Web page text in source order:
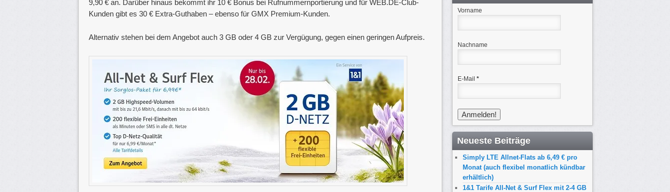
9,90 € an. Darüber hinaus bekommt ihr 10 € Bonus bei Rufnummernportierung und für WEB.DE-Club-
Kunden gibt es 30 € Extra-Guthaben – ebenso für GMX Premium-Kunden.
Alternativ stehen bei dem Angebot auch 3 GB oder 4 GB zur Vergügung, gegen einen geringen Aufpreis.
Vorname
Nachname
E-Mail *
Neueste Beiträge
Simply LTE Allnet-Flats ab 6,49 € pro
Monat (auch flexibel monatlich kündbar
erhältlich)
1&1 Tarife All-Net & Surf Flex mit 2-4 GB